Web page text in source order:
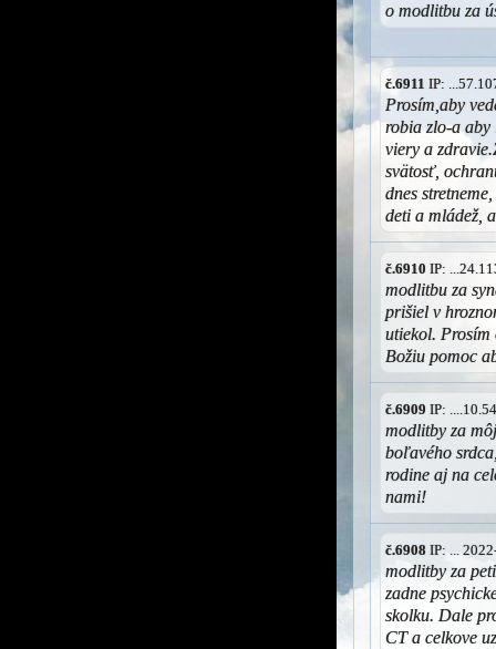
o modlitbu za
č.6911 IP:
Prosím,aby
robia zlo-a
viery a
svätosť,
dnes
deti a mládež,
č.6910 IP:
modlitbu za
prišiel v
utiekol. Prosím
Božiu pomoc
č.6909 IP:
modlitby za
boľavého
rodine aj na
nami!
č.6908 IP: ...
modlitby za
zadne
skolku. Dale
CT a celkove